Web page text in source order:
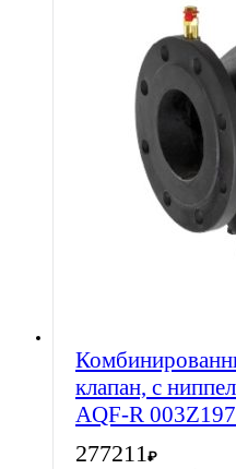
клапан, с
AQF-R
277211₽